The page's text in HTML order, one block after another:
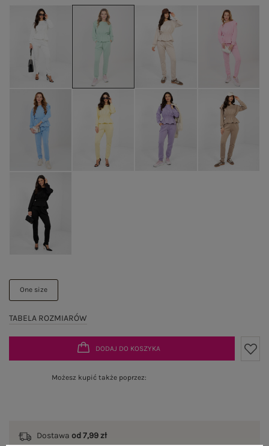
One size
TABELA ROZMIARÓW
DODAJ DO KOSZYKA
Możesz kupić także poprzez:
Dostawa od 7,99 zł